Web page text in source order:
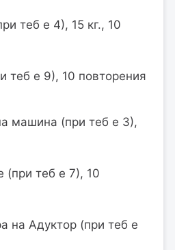
теб е 4), 15 кг., 10
теб е 9), 10 повторения
машина (при теб е 3),
(при теб е 7), 10
на Адуктор (при теб е